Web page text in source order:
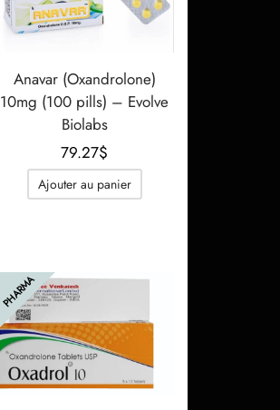
Anavar (Oxandrolone)
10mg (100 pills) – Evolve
Biolabs
79.27$
Ajouter au panier
PHARMA